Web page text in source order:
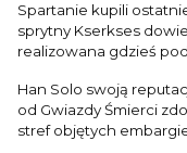
Spartanie kupili
sprytny Kserkses
realizowana gdzieś
Han Solo swoją
od Gwiazdy Śmierci
stref objętych